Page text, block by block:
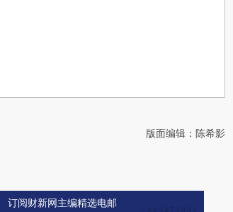
版面编辑：陈希影
订阅财新网主编精选电邮